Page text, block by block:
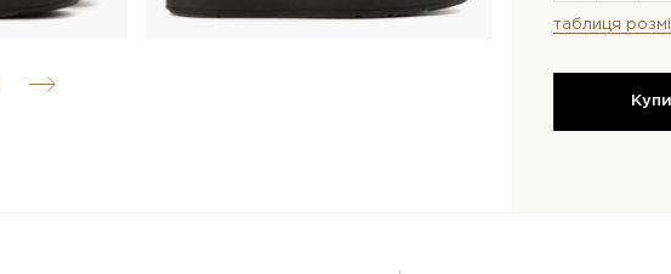
таблиця